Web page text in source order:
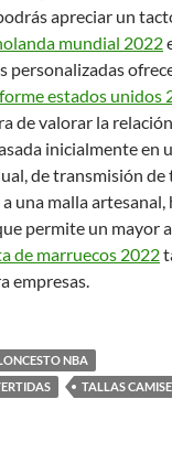
apreciar un
mundial 2022
personalizadas
estados unidos
de valorar la
inicialmente en
de transmisión de
una malla artesanal,
permite un mayor
de marruecos 2022
empresas.
NBA
TALLAS